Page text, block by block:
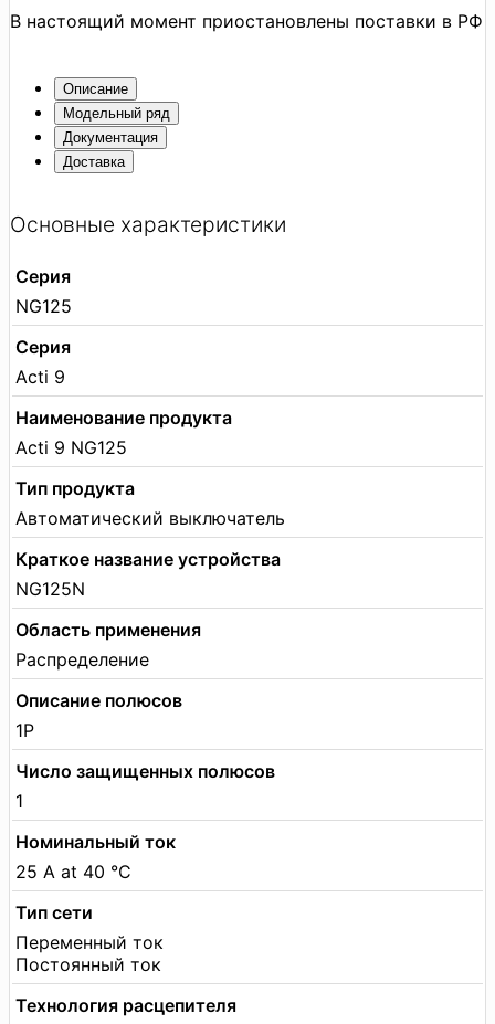
В настоящий момент приостановлены поставки в РФ
Описание
Модельный ряд
Документация
Доставка
Основные характеристики
Серия
NG125
Серия
Acti 9
Наименование продукта
Acti 9 NG125
Тип продукта
Автоматический выключатель
Краткое название устройства
NG125N
Область применения
Распределение
Описание полюсов
1P
Число защищенных полюсов
1
Номинальный ток
25 A at 40 °C
Тип сети
Переменный ток
Постоянный ток
Технология расцепителя